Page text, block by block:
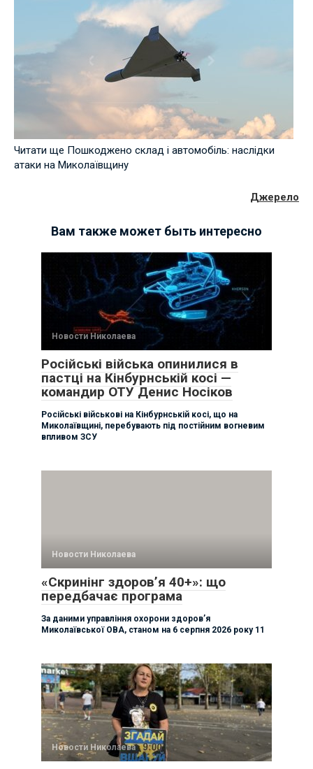
Читати ще Пошкоджено склад і автомобіль: наслідки
атаки на Миколаївщину
Джерело
Вам также может быть интересно
Новости Николаева
Російські війська опинилися в
пастці на Кінбурнській косі —
командир ОТУ Денис Носіков
Російські військові на Кінбурнській косі, що на
Миколаївщині, перебувають під постійним вогневим
впливом ЗСУ
Новости Николаева
«Скринінг здоров’я 40+»: що
передбачає програма
За даними управління охорони здоровʼя
Миколаївської ОВА, станом на 6 серпня 2026 року 11
Новости Николаева